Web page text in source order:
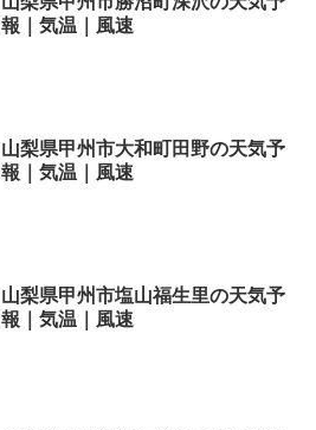
報｜気温｜風速
山梨県甲州市大和町田野の天気予
報｜気温｜風速
山梨県甲州市塩山福生里の天気予
報｜気温｜風速